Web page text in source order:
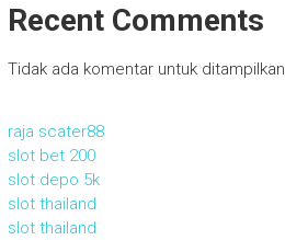
Recent Comments
Tidak ada komentar untuk ditampilkan.
raja scater88
slot bet 200
slot depo 5k
slot thailand
slot thailand